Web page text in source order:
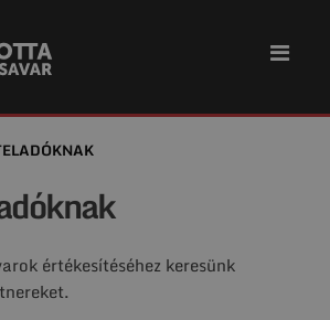
értékesítéséhez keresünk